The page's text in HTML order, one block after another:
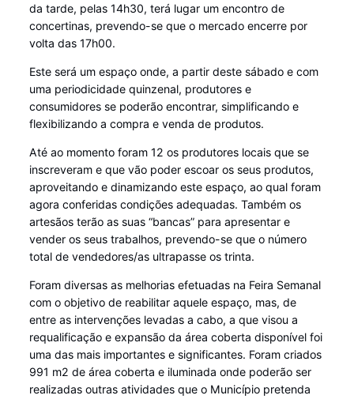
da tarde, pelas 14h30, terá lugar um encontro de
concertinas, prevendo-se que o mercado encerre por
volta das 17h00.
Este será um espaço onde, a partir deste sábado e com
uma periodicidade quinzenal, produtores e
consumidores se poderão encontrar, simplificando e
flexibilizando a compra e venda de produtos.
Até ao momento foram 12 os produtores locais que se
inscreveram e que vão poder escoar os seus produtos,
aproveitando e dinamizando este espaço, ao qual foram
agora conferidas condições adequadas. Também os
artesãos terão as suas “bancas” para apresentar e
vender os seus trabalhos, prevendo-se que o número
total de vendedores/as ultrapasse os trinta.
Foram diversas as melhorias efetuadas na Feira Semanal
com o objetivo de reabilitar aquele espaço, mas, de
entre as intervenções levadas a cabo, a que visou a
requalificação e expansão da área coberta disponível foi
uma das mais importantes e significantes. Foram criados
991 m2 de área coberta e iluminada onde poderão ser
realizadas outras atividades que o Município pretenda